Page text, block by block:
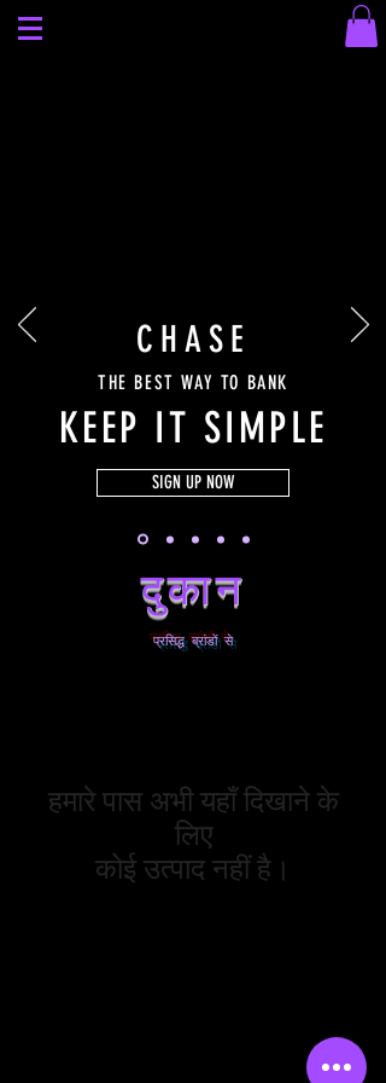
CHASE
THE BEST WAY TO BANK
KEEP IT SIMPLE
SIGN UP NOW
दुकान
प्रसिद्ध ब्रांडों से
हमारे पास अभी यहाँ दिखाने के
लिए
कोई उत्पाद नहीं है।